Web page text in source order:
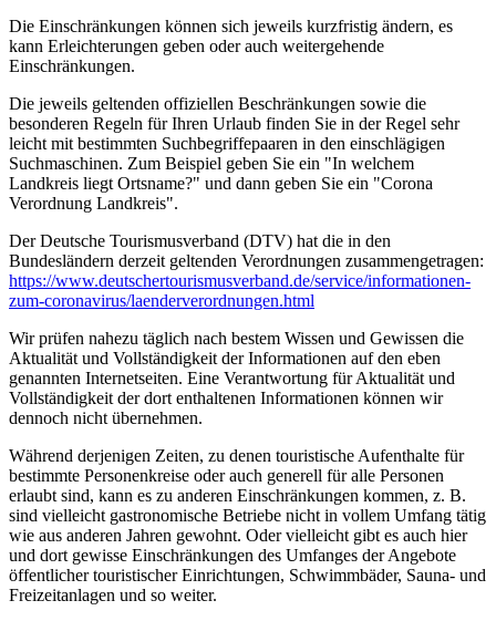
Die Einschränkungen können sich jeweils kurzfristig ändern, es
kann Erleichterungen geben oder auch weitergehende
Einschränkungen.
Die jeweils geltenden offiziellen Beschränkungen sowie die
besonderen Regeln für Ihren Urlaub finden Sie in der Regel sehr
leicht mit bestimmten Suchbegriffepaaren in den einschlägigen
Suchmaschinen. Zum Beispiel geben Sie ein "In welchem
Landkreis liegt Ortsname?" und dann geben Sie ein "Corona
Verordnung Landkreis".
Der Deutsche Tourismusverband (DTV) hat die in den
Bundesländern derzeit geltenden Verordnungen zusammengetragen:
https://www.deutscher­tourismusverband.de/­service/­informationen-
zum-coronavirus/­laenderverordnungen.html
Wir prüfen nahezu täglich nach bestem Wissen und Gewissen die
Aktualität und Vollständigkeit der Informationen auf den eben
genannten Internetseiten. Eine Verantwortung für Aktualität und
Vollständigkeit der dort enthaltenen Informationen können wir
dennoch nicht übernehmen.
Während derjenigen Zeiten, zu denen touristische Aufenthalte für
bestimmte Personenkreise oder auch generell für alle Personen
erlaubt sind, kann es zu anderen Einschränkungen kommen, z. B.
sind vielleicht gastronomische Betriebe nicht in vollem Umfang tätig
wie aus anderen Jahren gewohnt. Oder vielleicht gibt es auch hier
und dort gewisse Einschränkungen des Umfanges der Angebote
öffentlicher touristischer Einrichtungen, Schwimmbäder, Sauna- und
Freizeitanlagen und so weiter.